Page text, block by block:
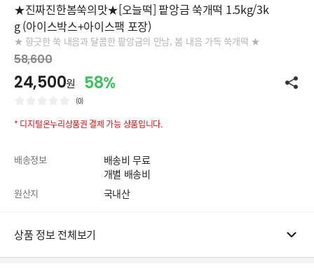
★진짜진한봄쑥의맛★[오늘떡] 팥앙금 쑥개떡 1.5kg/3k
g (아이스박스+아이스팩 포장)
★ 향긋한 쑥 내음과 달콤한 팥앙금의 만남, 봄 내음 가득 쑥개떡 ★
58,600
24,500원 58%
(0)
* 디지털온누리상품권 결제 가능 상품입니다.
배송정보
배송비 무료
개별 배송비
원산지 국내산
상품 정보 전체보기